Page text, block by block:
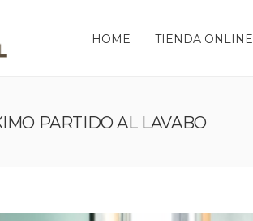
HOME TIENDA ONLINE
PARTIDO AL LAVABO